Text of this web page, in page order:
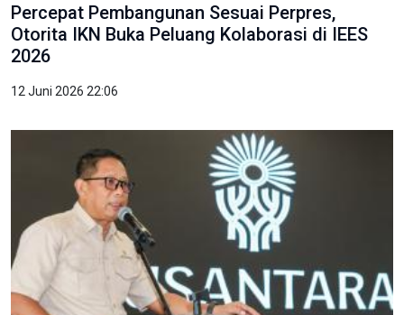
Percepat Pembangunan Sesuai Perpres,
Otorita IKN Buka Peluang Kolaborasi di IEES
2026
12 Juni 2026 22:06